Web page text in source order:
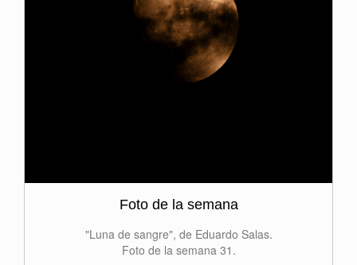
Foto de la semana
"Luna de sangre", de Eduardo Salas.
Foto de la semana 31.